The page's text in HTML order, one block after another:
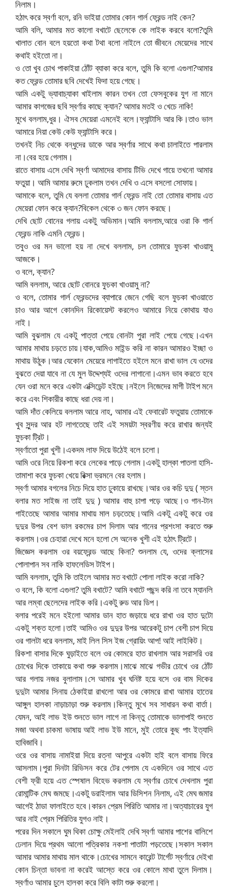
নিলাম।
হঠাৎ করে স্বর্ণা বলে, রনি ভাইয়া তোমার কোন গার্ল ফ্রেন্ড নাই কেন?
আমি বলি, আমার মত কালো বখাটে ছেলেকে কে লাইক করবে বলো?তুমি
খালাত বোন বলে হয়তো কথা টথা বলো নাইলে তো জীবনে মেয়েদের সাথে
কথাই হইতো না।
ও তো খুব চোখ পাকাইয়া ঠোঁট ব্যাকা করে বলে, তুমি কি বলো এগুলা?আমার
কত ফ্রেন্ড তোমার ছবি দেখেই ফিদা হয়ে গেছে।
আমি একটু ভ্যাবাচ্যাকা খাইলাম কারন তখন তো ফেসবুকের যুগ না মানে
আমার কাগজের ছবি স্বর্ণার কাছে ক্যান? আমার মতই ও খেচে নাকি!
মুখে বললাম,ধুর। ঐসব মেয়েরা এমনেই বলে।ফ্যান্টাসি আর কি।তাও ভাল
আমারে নিয়া কেউ কেউ ফ্যান্টাসি করে।
তখনই নিচ থেকে বন্ধুদের ডাকে আর স্বর্ণার সাথে কথা চালাইতে পারলাম
না।বের হয়ে গেলাম।
রাতে বাসায় এসে দেখি স্বর্ণা আমাদের বাসায় টিভি দেখে গায়ে তখনো আমার
ফতুয়া। আমি আমার রুমে ঢুকলাম তখন দেখি ও এসে বসলো সোফায়।
আমাকে বলে, তুমি যে বললা তোমার গার্ল ফ্রেন্ড নাই তো তোমার বাসায় এত
মেয়েরা ফোন করে ক্যান?বিকেল থেকে ৩ জন ফোন করছে।
দেখি ছোট বোনের গলায় একটু অভিমান।আমি বললাম,আরে ওরা কি গার্ল
ফ্রেন্ড নাকি এমনি ফ্রেন্ড।
তবুও ওর মন ভালো হয় না দেখে বললাম, চল তোমারে ফুচকা খাওয়ামু
আজকে।
ও বলে, ক্যান?
আমি বললাম, আরে ছোট বোনরে ফুচকা খাওয়ামু না?
ও বলে, তোমার গার্ল ফ্রেন্ডদের ব্যাপারে জেনে গেছি বলে ফুচকা খাওয়াতে
চাও আর আগে কোনদিন রিকোয়েস্ট করলেও আমারে নিয়ে কোথায় যাও
নাই।
আমি বুঝলাম যে একটু পাত্তা পেয়ে বোনটা পুরা লাই পেয়ে গেছে।এখন
আমার মাথায় চড়তে চায়।যাক,আমিও মাইন্ড করি না কারন আমারও ইচ্ছা ও
মাথায় উঠুক।আর যেকোন মেয়েরে লাগাইতে হইলে মনে রাখা ভাল যে ওদের
বুঝতে দেয়া যাবে না যে মুল উদ্দেশ্যই ওদের লাগানো।এমন ভাব করতে হবে
যেন ওরা মনে করে একটা এক্সিডেন্ট হইছে।নইলে নিজেদের মাগী টাইপ মনে
করে এবং শিকারীর কাছে ধরা দেয় না।
আমি দাঁত কেলিয়ে বললাম আরে নাহ, আমার এই ফেবারেট ফতুয়ায় তোমাকে
খুব সুন্দর আর হট লাগতেছে তাই এই সময়টা স্বরণীয় করে রাখার জন্যই
ফুচকা ট্রিট।
স্বর্ণাতো পুরা খুশী।একদম লাফ দিয়ে উঠেই বলে চলো।
আমি ওরে নিয়ে রিকশা করে লেকের পাড়ে গেলাম।একটু হাল্কা পাতলা হাসি-
তামাশা করে ফুচকা খেয়ে রিক্সা ভ্রমনে বের হলাম।
স্বর্ণা আমার বগলের নিচে দিয়ে হাত ঢুকায়ে রাখছে।আর ওর কচি দুদু ( স্তন
বলার মত সাইজ না তাই দুদু ) আমার বাহু চাপা পড়ে আছে।ও গান-টান
গাইতেছে আমার আমার মাথায় মাল চড়তেছে।আমি একটু একটু করে ওর
দুদুর উপর বেশ ভাল রকমের চাপ দিলাম আর গানের প্রশংসা করতে শুরু
করলাম।ওর চেহারা দেখে মনে হলো সে অনেক খুশী এই হঠাৎ ট্রিটে।
জিজ্ঞেস করলাম ওর বয়ফ্রেন্ড আছে কিনা? শুনলাম যে, ওদের ক্লাসের
পোলাপান সব নাকি হাফলেডিস টাইপ।
আমি বললাম, তুমি কি তাইলে আমার মত বখাটে পোলা লাইক করো নাকি?
ও বলে, কি বলো এগুলা? তুমি বখাটে? আমি বখাটে পছন্দ করি না তবে ম্যানলি
আর লম্বা ছেলেদের লাইক করি।একটু রুড আর ডিপ।
বলার পরেই মনে হইলো আমার ডান হাত জড়ায়ে ধরে রাখা ওর হাত দুটো
একটু শক্ত হলো।তাই আমিও ওর দুদুর উপর আরেকটু চাপ বেশী চাপ দিয়ে
ওর গালটা ধরে বললাম, মাই লিল সিস ইজ গ্রোয়িং আপ! আই লাইকিট।
রিকশা বাসার দিকে ঘুড়াইতে বলে ওর কোমরে হাত রাখলাম আর সরাসরি ওর
চোখের দিকে তাকায়ে কথা শুরু করলাম।মাঝে মাঝে গভীর চোখে ওর ঠোঁট
আর গলায় নজর বুলালাম।সে আমার খুব ঘনিষ্ট হয়ে বসে ওর বাম দিকের
দুদুটা আমার সিনায় ঠেকাইয়া রাখলো আর ওর কোমরে রাখা আমার হাতের
আঙ্গুল হালকা নাড়াচাড়া শুরু করলাম।কিন্তু মুখে সব সাধারন কথা বার্তা।
যেমন, আই লাভ ইউ শুনতে ভাল লাগে না কিন্তু তোমাকে ভালাপাই শুনতে
মজা অথবা চাকমা ভাষায় আই লাভ ইউ মানে, মুই তোরে কুছ পাং ইত্যাদি
হাবিজাবি।
ওরে ওর বাসায় নামাইয়া দিয়ে রত্না আপুরে একটা হাই বলে বাসায় ফিরে
আসলাম।পুরা দিনটা রিভিসন করে টের পেলাম যে একদিনে ওর সাথে এত
বেশী ফ্রী হয়ে এত স্পেষাল বিহেভ করলাম যে স্বর্ণার চোখে দেখলাম পুরা
রোমান্টিক মেঘ জমছে।একটু ডরাইলাম আর ডিসিশন নিলাম, এই মেঘ জমার
আগেই ঠাডা ফালাইতে হবে।কারন প্রেম পিরিতি আমার না।অত্যাচারের যুগ
আর নাই প্রেম পিরিতির যুগও নাই।
পরের দিন সকালে ঘুম থিকা চোক্ষু মেইলাই দেখি স্বর্ণা আমার পাশের বালিশে
ঢেলান দিয়ে প্রথম আলো পত্রিকার নকশা পাতাটা পড়তেছে।সকাল সকাল
আমার আমার মাথায় মাল থাকে।চোখের সামনে কারেন্ট টার্গেট স্বর্ণারে দেইখা
কোন চিন্তা ভাবনা না করেই আস্তে করে ওর কোলে মাথা তুলে দিলাম।
স্বর্ণাও আমার চুলে হালকা করে বিলি কাটা শুরু করলো।